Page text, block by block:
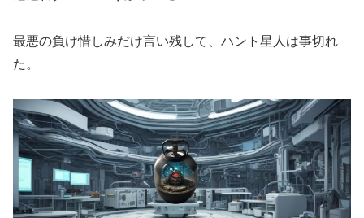
最悪の負け惜しみだけ言い残して、ハント星人は事切れ
た。